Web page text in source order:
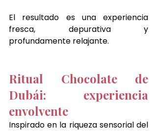
El resultado es una experiencia
fresca, depurativa y
profundamente relajante.
Ritual Chocolate de
Dubái: experiencia
envolvente
Inspirado en la riqueza sensorial del